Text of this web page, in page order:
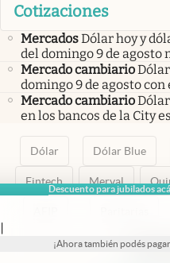
Descuento para jubilados acá
|
¡Ahora también podés
Cotizaciones
MercadosDólar hoy y
del domingo 9 de
Mercado cambiario
domingo 9 de agosto con
Mercado cambiario
en los bancos de la City
Dólar Dólar Blue
Fintech Merval